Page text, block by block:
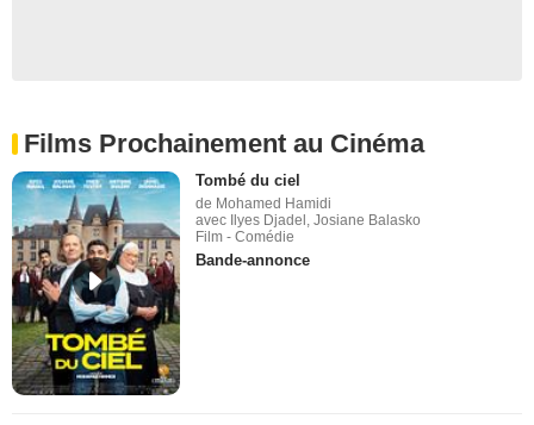
Films Prochainement au Cinéma
Tombé du ciel
de Mohamed Hamidi
avec Ilyes Djadel, Josiane Balasko
Film - Comédie
Bande-annonce